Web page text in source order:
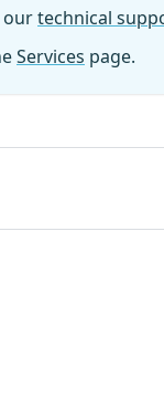
ourtechnical
Services page.